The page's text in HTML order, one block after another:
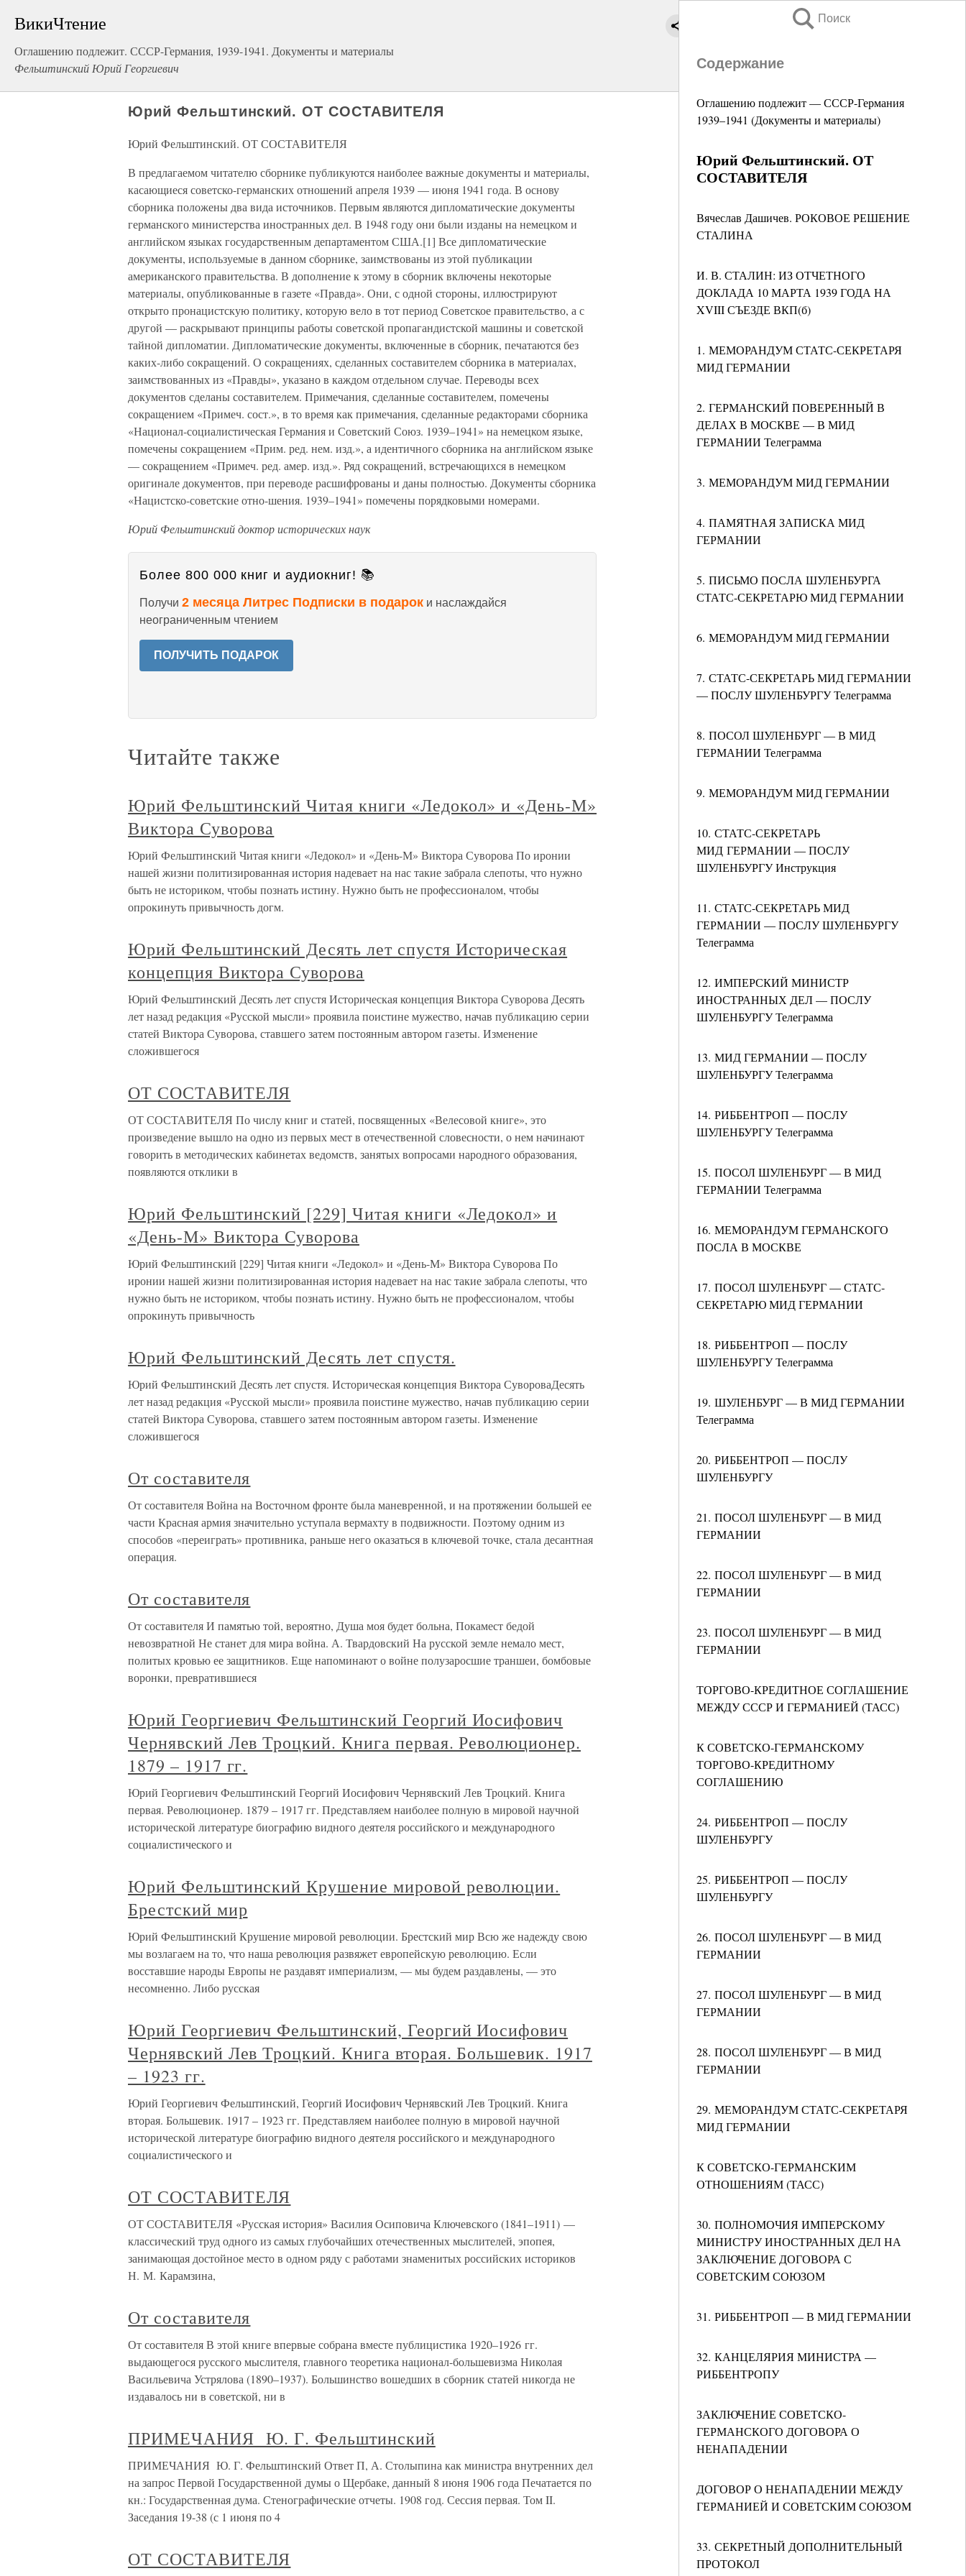
ВикиЧтение
Оглашению подлежит. СССР-Германия, 1939-1941. Документы и материалы
Фельштинский Юрий Георгиевич
Поиск
Содержание
Оглашению подлежит — СССР-Германия
1939–1941 (Документы и материалы)
Юрий Фельштинский. ОТ
СОСТАВИТЕЛЯ
Вячеслав Дашичев. РОКОВОЕ РЕШЕНИЕ
СТАЛИНА
И. В. СТАЛИН: ИЗ ОТЧЕТНОГО
ДОКЛАДА 10 МАРТА 1939 ГОДА НА
XVIII СЪЕЗДЕ ВКП(б)
1. МЕМОРАНДУМ СТАТС-СЕКРЕТАРЯ
МИД ГЕРМАНИИ
2. ГЕРМАНСКИЙ ПОВЕРЕННЫЙ В
ДЕЛАХ В МОСКВЕ — В МИД
ГЕРМАНИИ Телеграмма
3. МЕМОРАНДУМ МИД ГЕРМАНИИ
4. ПАМЯТНАЯ ЗАПИСКА МИД
ГЕРМАНИИ
5. ПИСЬМО ПОСЛА ШУЛЕНБУРГА
СТАТС-СЕКРЕТАРЮ МИД ГЕРМАНИИ
6. МЕМОРАНДУМ МИД ГЕРМАНИИ
7. СТАТС-СЕКРЕТАРЬ МИД ГЕРМАНИИ
— ПОСЛУ ШУЛЕНБУРГУ Телеграмма
8. ПОСОЛ ШУЛЕНБУРГ — В МИД
ГЕРМАНИИ Телеграмма
9. МЕМОРАНДУМ МИД ГЕРМАНИИ
10. СТАТС-СЕКРЕТАРЬ
МИД ГЕРМАНИИ — ПОСЛУ
ШУЛЕНБУРГУ Инструкция
11. СТАТС-СЕКРЕТАРЬ МИД
ГЕРМАНИИ — ПОСЛУ ШУЛЕНБУРГУ
Телеграмма
12. ИМПЕРСКИЙ МИНИСТР
ИНОСТРАННЫХ ДЕЛ — ПОСЛУ
ШУЛЕНБУРГУ Телеграмма
13. МИД ГЕРМАНИИ — ПОСЛУ
ШУЛЕНБУРГУ Телеграмма
14. РИББЕНТРОП — ПОСЛУ
ШУЛЕНБУРГУ Телеграмма
15. ПОСОЛ ШУЛЕНБУРГ — В МИД
ГЕРМАНИИ Телеграмма
16. МЕМОРАНДУМ ГЕРМАНСКОГО
ПОСЛА В МОСКВЕ
17. ПОСОЛ ШУЛЕНБУРГ — СТАТС-
СЕКРЕТАРЮ МИД ГЕРМАНИИ
18. РИББЕНТРОП — ПОСЛУ
ШУЛЕНБУРГУ Телеграмма
19. ШУЛЕНБУРГ — В МИД ГЕРМАНИИ
Телеграмма
20. РИББЕНТРОП — ПОСЛУ
ШУЛЕНБУРГУ
21. ПОСОЛ ШУЛЕНБУРГ — В МИД
ГЕРМАНИИ
22. ПОСОЛ ШУЛЕНБУРГ — В МИД
ГЕРМАНИИ
23. ПОСОЛ ШУЛЕНБУРГ — В МИД
ГЕРМАНИИ
ТОРГОВО-КРЕДИТНОЕ СОГЛАШЕНИЕ
МЕЖДУ СССР И ГЕРМАНИЕЙ (ТАСС)
К СОВЕТСКО-ГЕРМАНСКОМУ
ТОРГОВО-КРЕДИТНОМУ
СОГЛАШЕНИЮ
24. РИББЕНТРОП — ПОСЛУ
ШУЛЕНБУРГУ
25. РИББЕНТРОП — ПОСЛУ
ШУЛЕНБУРГУ
26. ПОСОЛ ШУЛЕНБУРГ — В МИД
ГЕРМАНИИ
27. ПОСОЛ ШУЛЕНБУРГ — В МИД
ГЕРМАНИИ
28. ПОСОЛ ШУЛЕНБУРГ — В МИД
ГЕРМАНИИ
29. МЕМОРАНДУМ СТАТС-СЕКРЕТАРЯ
МИД ГЕРМАНИИ
К СОВЕТСКО-ГЕРМАНСКИМ
ОТНОШЕНИЯМ (ТАСС)
30. ПОЛНОМОЧИЯ ИМПЕРСКОМУ
МИНИСТРУ ИНОСТРАННЫХ ДЕЛ НА
ЗАКЛЮЧЕНИЕ ДОГОВОРА С
СОВЕТСКИМ СОЮЗОМ
31. РИББЕНТРОП — В МИД ГЕРМАНИИ
32. КАНЦЕЛЯРИЯ МИНИСТРА —
РИББЕНТРОПУ
ЗАКЛЮЧЕНИЕ СОВЕТСКО-
ГЕРМАНСКОГО ДОГОВОРА О
НЕНАПАДЕНИИ
ДОГОВОР О НЕНАПАДЕНИИ МЕЖДУ
ГЕРМАНИЕЙ И СОВЕТСКИМ СОЮЗОМ
33. СЕКРЕТНЫЙ ДОПОЛНИТЕЛЬНЫЙ
ПРОТОКОЛ
Юрий Фельштинский. ОТ СОСТАВИТЕЛЯ
Юрий Фельштинский. ОТ СОСТАВИТЕЛЯ
В предлагаемом читателю сборнике публикуются наиболее важные документы и материалы,
касающиеся советско-германских отношений апреля 1939 — июня 1941 года. В основу
сборника положены два вида источников. Первым являются дипломатические документы
германского министерства иностранных дел. В 1948 году они были изданы на немецком и
английском языках государственным департаментом США.[1] Все дипломатические
документы, используемые в данном сборнике, заимствованы из этой публикации
американского правительства. В дополнение к этому в сборник включены некоторые
материалы, опубликованные в газете «Правда». Они, с одной стороны, иллюстрируют
открыто пронацистскую политику, которую вело в тот период Советское правительство, а с
другой — раскрывают принципы работы советской пропагандистской машины и советской
тайной дипломатии. Дипломатические документы, включенные в сборник, печатаются без
каких-либо сокращений. О сокращениях, сделанных составителем сборника в материалах,
заимствованных из «Правды», указано в каждом отдельном случае. Переводы всех
документов сделаны составителем. Примечания, сделанные составителем, помечены
сокращением «Примеч. сост.», в то время как примечания, сделанные редакторами сборника
«Национал-социалистическая Германия и Советский Союз. 1939–1941» на немецком языке,
помечены сокращением «Прим. ред. нем. изд.», а идентичного сборника на английском языке
— сокращением «Примеч. ред. амер. изд.». Ряд сокращений, встречающихся в немецком
оригинале документов, при переводе расшифрованы и даны полностью. Документы сборника
«Нацистско-советские отно-шения. 1939–1941» помечены порядковыми номерами.
Юрий Фельштинский доктор исторических наук
Более 800 000 книг и аудиокниг! 📚
Получи 2 месяца Литрес Подписки в подарок и наслаждайся
неограниченным чтением
ПОЛУЧИТЬ ПОДАРОК
Читайте также
Юрий Фельштинский Читая книги «Ледокол» и «День-М»
Виктора Суворова
Юрий Фельштинский Читая книги «Ледокол» и «День-М» Виктора Суворова По иронии
нашей жизни политизированная история надевает на нас такие забрала слепоты, что нужно
быть не историком, чтобы познать истину. Нужно быть не профессионалом, чтобы
опрокинуть привычность догм.
Юрий Фельштинский Десять лет спустя Историческая
концепция Виктора Суворова
Юрий Фельштинский Десять лет спустя Историческая концепция Виктора Суворова Десять
лет назад редакция «Русской мысли» проявила поистине мужество, начав публикацию серии
статей Виктора Суворова, ставшего затем постоянным автором газеты. Изменение
сложившегося
ОТ СОСТАВИТЕЛЯ
ОТ СОСТАВИТЕЛЯ По числу книг и статей, посвященных «Велесовой книге», это
произведение вышло на одно из первых мест в отечественной словесности, о нем начинают
говорить в методических кабинетах ведомств, занятых вопросами народного образования,
появляются отклики в
Юрий Фельштинский [229] Читая книги «Ледокол» и
«День-М» Виктора Суворова
Юрий Фельштинский [229] Читая книги «Ледокол» и «День-М» Виктора Суворова По
иронии нашей жизни политизированная история надевает на нас такие забрала слепоты, что
нужно быть не историком, чтобы познать истину. Нужно быть не профессионалом, чтобы
опрокинуть привычность
Юрий Фельштинский Десять лет спустя.
Юрий Фельштинский Десять лет спустя. Историческая концепция Виктора СувороваДесять
лет назад редакция «Русской мысли» проявила поистине мужество, начав публикацию серии
статей Виктора Суворова, ставшего затем постоянным автором газеты. Изменение
сложившегося
От составителя
От составителя Война на Восточном фронте была маневренной, и на протяжении большей ее
части Красная армия значительно уступала вермахту в подвижности. Поэтому одним из
способов «переиграть» противника, раньше него оказаться в ключевой точке, стала десантная
операция.
От составителя
От составителя И памятью той, вероятно, Душа моя будет больна, Покамест бедой
невозвратной Не станет для мира война. А. Твардовский На русской земле немало мест,
политых кровью ее защитников. Еще напоминают о войне полузаросшие траншеи, бомбовые
воронки, превратившиеся
Юрий Георгиевич Фельштинский Георгий Иосифович
Чернявский Лев Троцкий. Книга первая. Революционер.
1879 – 1917 гг.
Юрий Георгиевич Фельштинский Георгий Иосифович Чернявский Лев Троцкий. Книга
первая. Революционер. 1879 – 1917 гг. Представляем наиболее полную в мировой научной
исторической литературе биографию видного деятеля российского и международного
социалистического и
Юрий Фельштинский Крушение мировой революции.
Брестский мир
Юрий Фельштинский Крушение мировой революции. Брестский мир Всю же надежду свою
мы возлагаем на то, что наша революция развяжет европейскую революцию. Если
восставшие народы Европы не раздавят империализм, — мы будем раздавлены, — это
несомненно. Либо русская
Юрий Георгиевич Фельштинский, Георгий Иосифович
Чернявский Лев Троцкий. Книга вторая. Большевик. 1917
– 1923 гг.
Юрий Георгиевич Фельштинский, Георгий Иосифович Чернявский Лев Троцкий. Книга
вторая. Большевик. 1917 – 1923 гг. Представляем наиболее полную в мировой научной
исторической литературе биографию видного деятеля российского и международного
социалистического и
ОТ СОСТАВИТЕЛЯ
ОТ СОСТАВИТЕЛЯ «Русская история» Василия Осиповича Ключевского (1841–1911) —
классический труд одного из самых глубочайших отечественных мыслителей, эпопея,
занимающая достойное место в одном ряду с работами знаменитых российских историков
Н. М. Карамзина,
От составителя
От составителя В этой книге впервые собрана вместе публицистика 1920–1926 гг.
выдающегося русского мыслителя, главного теоретика национал-большевизма Николая
Васильевича Устрялова (1890–1937). Большинство вошедших в сборник статей никогда не
издавалось ни в советской, ни в
ПРИМЕЧАНИЯ Ю. Г. Фельштинский
ПРИМЕЧАНИЯ Ю. Г. Фельштинский Ответ П, А. Столыпина как министра внутренних дел
на запрос Первой Государственной думы о Щербаке, данный 8 июня 1906 года Печатается по
кн.: Государственная дума. Стенографические отчеты. 1908 год. Сессия первая. Том II.
Заседания 19-38 (с 1 июня по 4
ОТ СОСТАВИТЕЛЯ